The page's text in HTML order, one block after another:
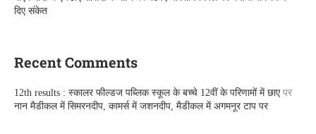
दिए संकेत
Recent Comments
12th results : स्कालर फील्डज पब्लिक स्कूल के बच्चे 12वीं के परिणामों में छाएपर
नान मैडीकल में सिमरनदीप, कामर्स में जशनदीप, मैडीकल में अगमनूर टाप पर